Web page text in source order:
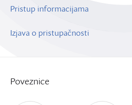
Pristup informacijama
Izjava o pristupačnosti
Poveznice